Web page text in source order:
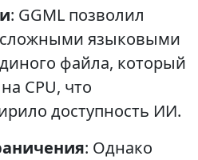
: GGML позволил
сложными языковыми
файла, который
CPU, что
доступность ИИ.
: Однако